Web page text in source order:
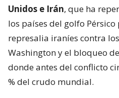
Unidos e Irán, que ha
los países del golfo
represalia iraníes contra
Washington y el bloqueo
donde antes del conflicto
% del crudo mundial.